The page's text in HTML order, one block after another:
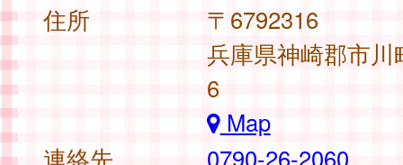
住所
〒6792316
兵庫県神崎郡市川
6
Map
連絡先
0790-26-2060